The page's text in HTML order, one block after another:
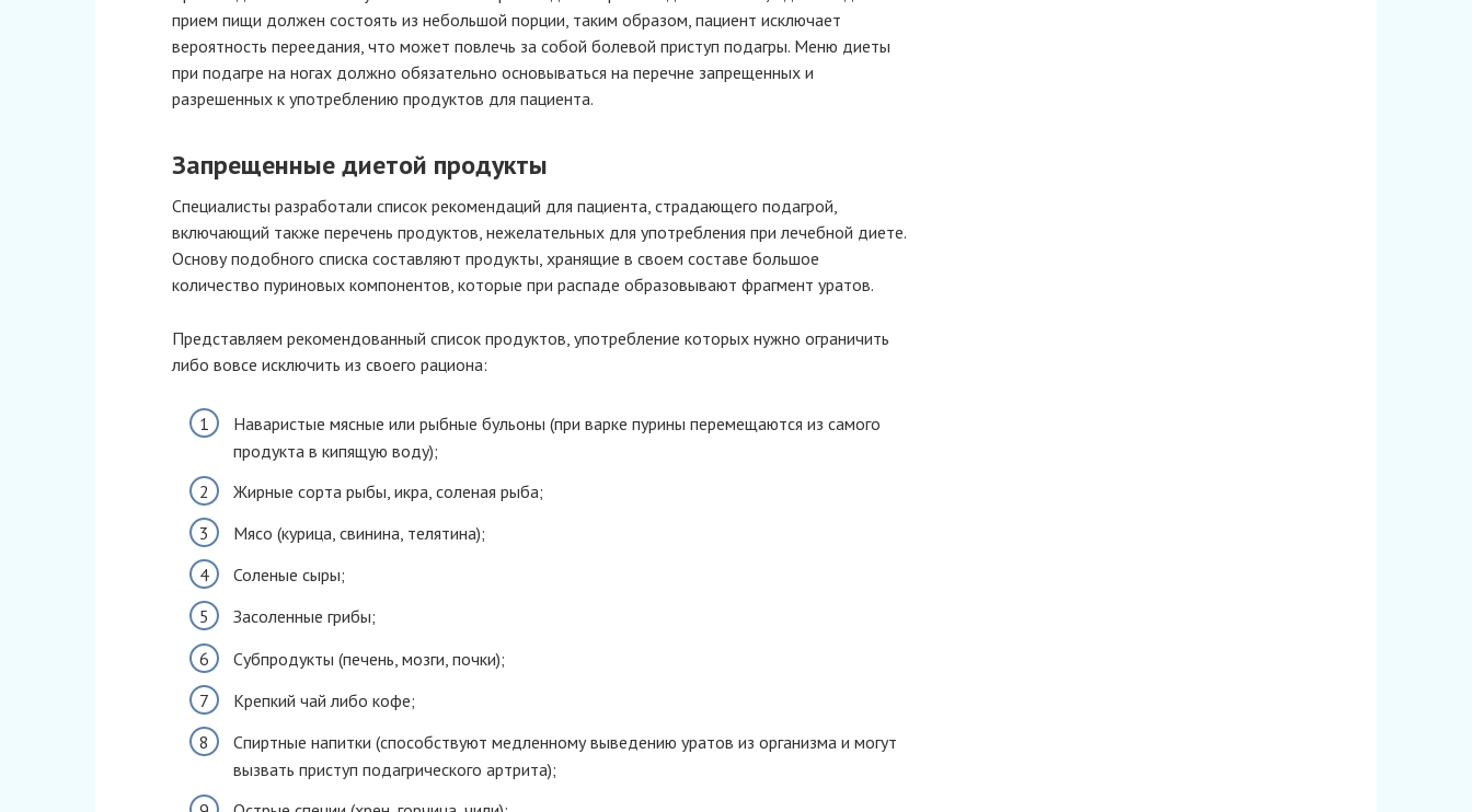
прием пищи должен состоять из небольшой порции, таким образом, пациент исключает
вероятность переедания, что может повлечь за собой болевой приступ подагры. Меню диеты
при подагре на ногах должно обязательно основываться на перечне запрещенных и
разрешенных к употреблению продуктов для пациента.
Запрещенные диетой продукты
Специалисты разработали список рекомендаций для пациента, страдающего подагрой,
включающий также перечень продуктов, нежелательных для употребления при лечебной диете.
Основу подобного списка составляют продукты, хранящие в своем составе большое
количество пуриновых компонентов, которые при распаде образовывают фрагмент уратов.
Представляем рекомендованный список продуктов, употребление которых нужно ограничить
либо вовсе исключить из своего рациона:
Наваристые мясные или рыбные бульоны (при варке пурины перемещаются из самого
продукта в кипящую воду);
Жирные сорта рыбы, икра, соленая рыба;
Мясо (курица, свинина, телятина);
Соленые сыры;
Засоленные грибы;
Субпродукты (печень, мозги, почки);
Крепкий чай либо кофе;
Спиртные напитки (способствуют медленному выведению уратов из организма и могут
вызвать приступ подагрического артрита);